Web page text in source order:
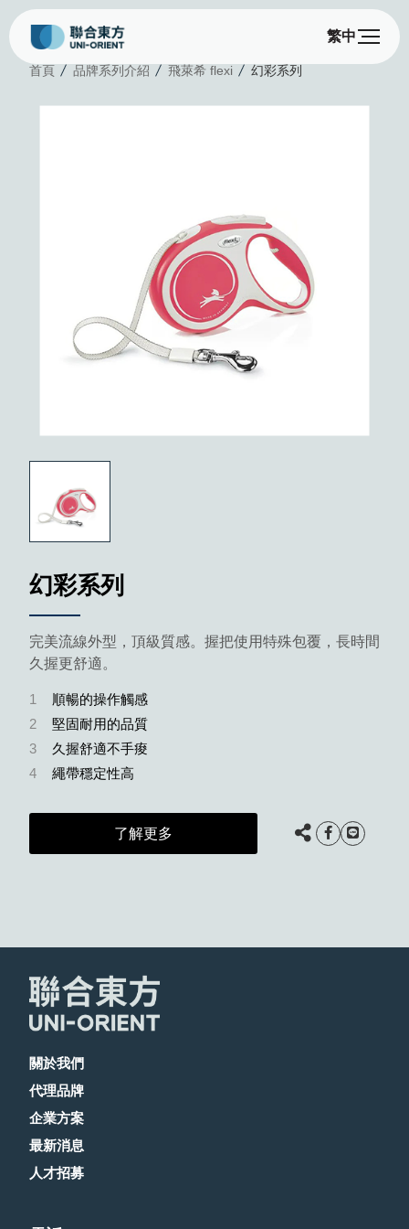
繁中
首頁 品牌系列介紹 飛萊希 flexi 幻彩系列
幻彩系列
完美流線外型，頂級質感。握把使用特殊包覆，長時間
久握更舒適。
1
順暢的操作觸感
2
堅固耐用的品質
3
久握舒適不手痠
4
繩帶穩定性高
了解更多
關於我們
代理品牌
企業方案
最新消息
人才招募